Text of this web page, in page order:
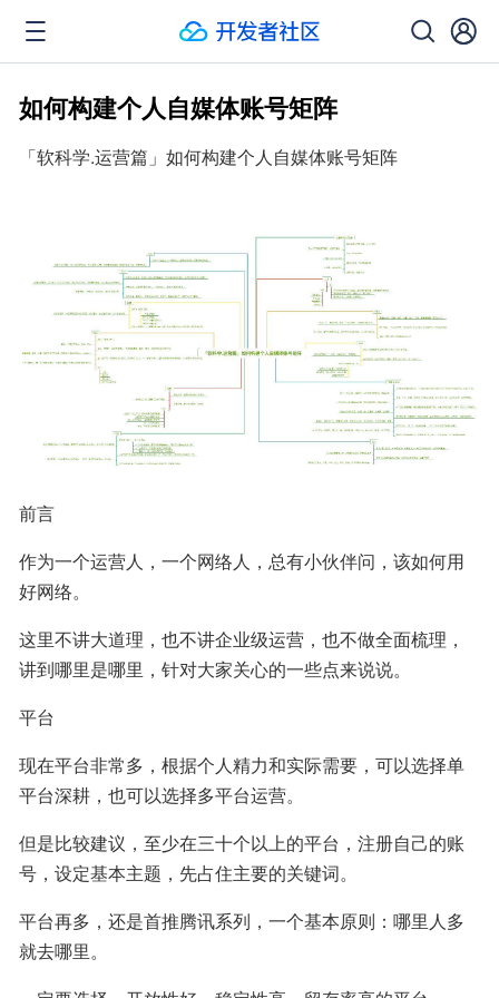
如何构建个人自媒体账号矩阵
「软科学.运营篇」如何构建个人自媒体账号矩阵
前言
作为一个运营人，一个网络人，总有小伙伴问，该如何用
好网络。
这里不讲大道理，也不讲企业级运营，也不做全面梳理，
讲到哪里是哪里，针对大家关心的一些点来说说。
平台
现在平台非常多，根据个人精力和实际需要，可以选择单
平台深耕，也可以选择多平台运营。
但是比较建议，至少在三十个以上的平台，注册自己的账
号，设定基本主题，先占住主要的关键词。
平台再多，还是首推腾讯系列，一个基本原则：哪里人多
就去哪里。